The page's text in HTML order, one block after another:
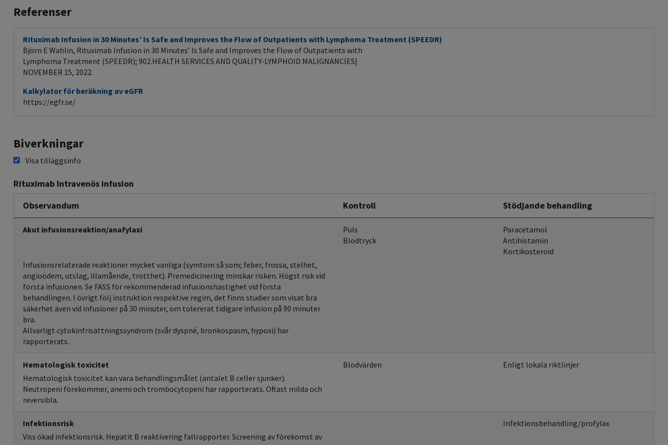
Referenser
Rituximab Infusion in 30 Minutes’ Is Safe and Improves the Flow of Outpatients with Lymphoma Treatment (SPEEDR)
Björn E Wahlin, Rituximab Infusion in 30 Minutes’ Is Safe and Improves the Flow of Outpatients with
Lymphoma Treatment (SPEEDR); 902.HEALTH SERVICES AND QUALITY-LYMPHOID MALIGNANCIES|
NOVEMBER 15, 2022.
Kalkylator för beräkning av eGFR
https://egfr.se/
Biverkningar
Visa tilläggsinfo
Rituximab Intravenös infusion
Observandum
Kontroll Stödjande behandling
Akut infusionsreaktion/anafylaxi Puls
Paracetamol
Blodtryck
Antihistamin
Kortikosteroid
Infusionsrelaterade reaktioner mycket vanliga (symtom så som; feber, frossa, stelhet,
angioödem, utslag, illamående, trötthet). Premedicinering minskar risken. Högst risk vid
första infusionen. Se FASS för rekommenderad infusionshastighet vid första
behandlingen. I övrigt följ instruktion respektive regim, det finns studier som visat bra
säkerhet även vid infusioner på 30 minuter, om tolererat tidigare infusion på 90 minuter
bra.
Allvarligt cytokinfrisättningssyndrom (svår dyspné, bronkospasm, hypoxi) har
rapporterats.
Hematologisk toxicitet Blodvärden
Enligt lokala riktlinjer
Hematologisk toxicitet kan vara behandlingsmålet (antalet B celler sjunker).
Neutropeni förekommer, anemi och trombocytopeni har rapporterats. Oftast milda och
reversibla.
Infektionsrisk
Infektionsbehandling/profylax
Viss ökad infektionsrisk. Hepatit B reaktivering fallrapporter. Screening av förekomst av